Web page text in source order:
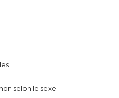
selon le sexe